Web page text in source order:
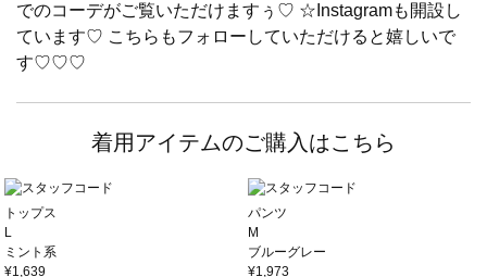
でのコーデがご覧いただけますぅ♡ ☆Instagramも開設し
ています♡ こちらもフォローしていただけると嬉しいで
す♡♡♡
着用アイテムのご購入はこちら
トップス
L
ミント系
¥1,639
パンツ
M
ブルーグレー
¥1,973